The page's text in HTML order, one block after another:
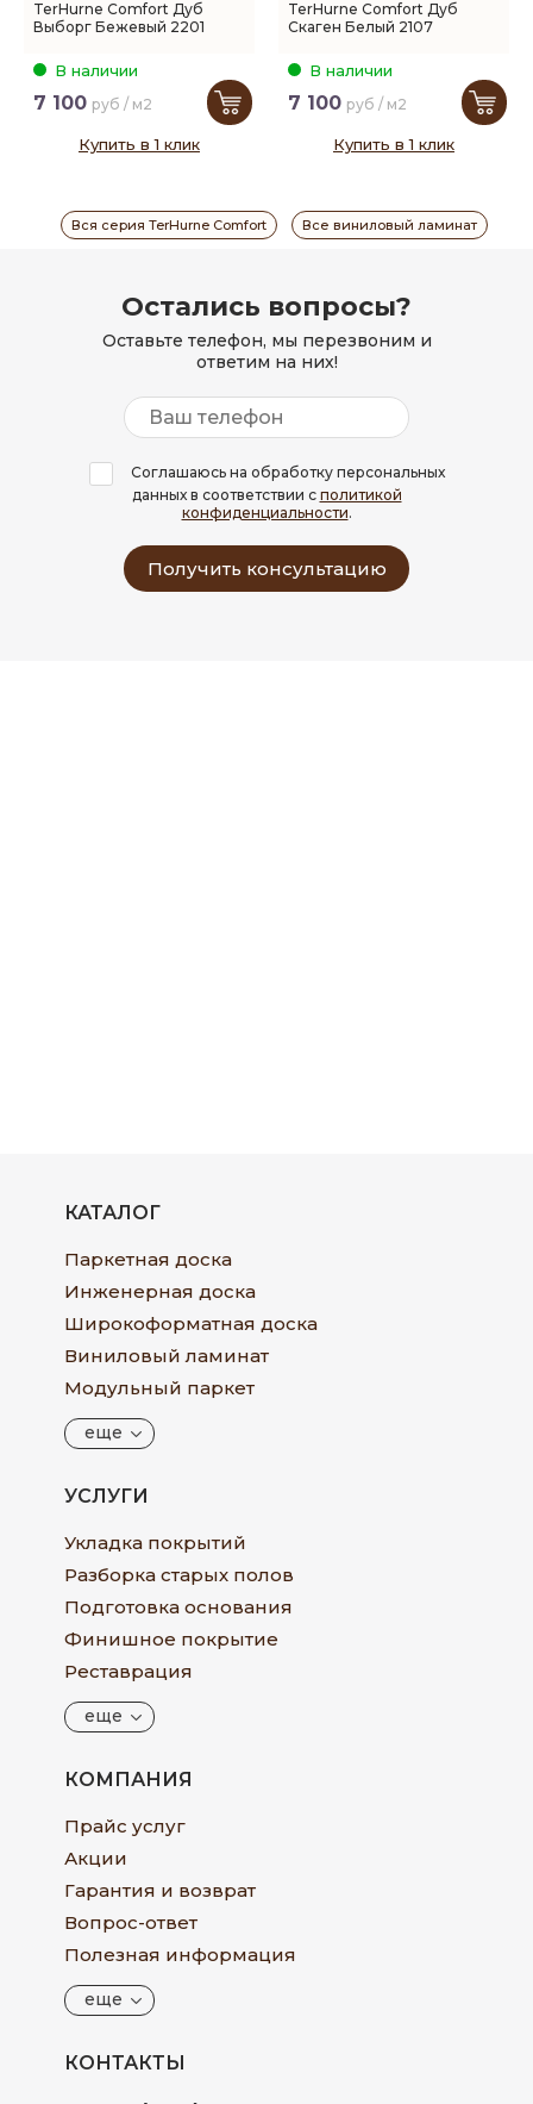
TerHurne Comfort Дуб
Выборг Бежевый 2201
В наличии
7 100 руб / м2
Купить в 1 клик
TerHurne Comfort Дуб
Скаген Белый 2107
В наличии
7 100 руб / м2
Купить в 1 клик
Вся серия TerHurne Comfort Все виниловый ламинат
Остались вопросы?
Оставьте телефон, мы перезвоним и
ответим на них!
Соглашаюсь на обработку персональных
данных в соответствии с политикой
конфиденциальности.
Получить консультацию
КАТАЛОГ
Паркетная доска
Инженерная доска
Широкоформатная доска
Виниловый ламинат
Модульный паркет
еще
УСЛУГИ
Укладка покрытий
Разборка старых полов
Подготовка основания
Финишное покрытие
Реставрация
еще
КОМПАНИЯ
Прайс услуг
Акции
Гарантия и возврат
Вопрос-ответ
Полезная информация
еще
КОНТАКТЫ